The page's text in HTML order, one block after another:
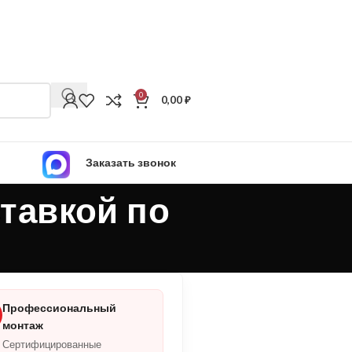
0 0,00₽
Заказать звонок
по
Профессиональный
монтаж
Сертифицированные